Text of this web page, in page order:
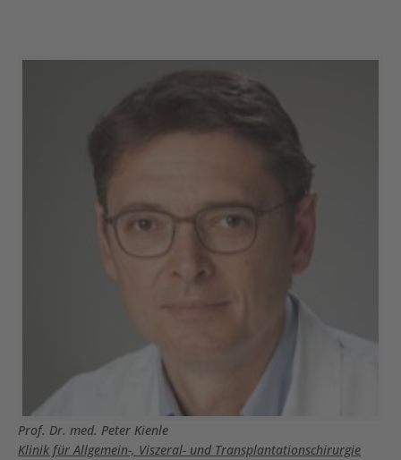
Prof. Dr. med. Peter Kienle
Klinik für Allgemein-, Viszeral- und Transplantationschirurgie